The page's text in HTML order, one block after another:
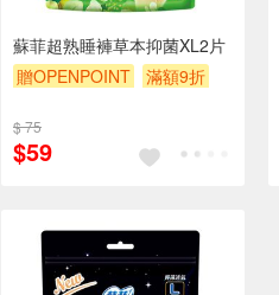
蘇菲超熟睡褲草本抑菌XL2片
贈OPENPOINT
滿額9折
$ 75
$59